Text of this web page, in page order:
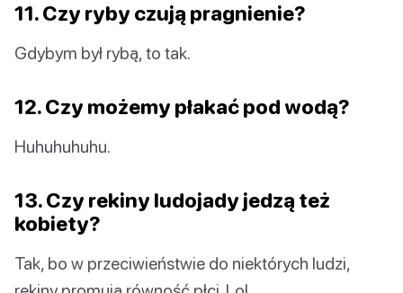
11. Czy ryby czują pragnienie?
Gdybym był rybą, to tak.
12. Czy możemy płakać pod wodą?
Huhuhuhuhu.
13. Czy rekiny ludojady jedzą też
kobiety?
Tak, bo w przeciwieństwie do niektórych ludzi,